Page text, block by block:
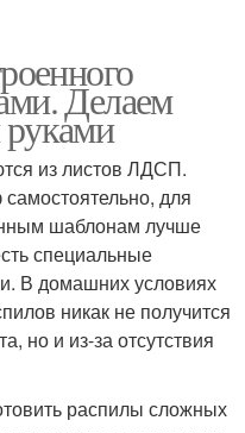
Делаем
из листов ЛДСП.
для
шаблонам лучше
специальные
В домашних условиях
никак не получится
но и из-за отсутствия
распилы сложных